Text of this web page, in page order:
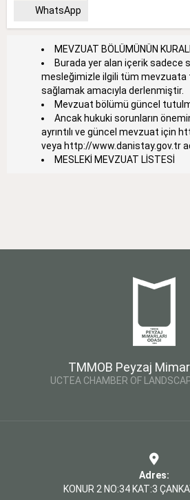
WhatsApp
MEVZUAT BÖLÜMÜNÜN
Burada yer alan içerik sadece
mesleğimizle ilgili tüm mevzuata
sağlamak amacıyla derlenmiştir.
Mevzuat bölümü güncel
Ancak hukuki sorunların
ayrıntılı ve güncel mevzuat için
veya http://www.danistay.gov.tr
MESLEKİ MEVZUAT LİSTESİ
TMMOB Peyzaj
UCTEA CHAMBER OF
Adres:
KONUR 2 NO:34 KAT:3